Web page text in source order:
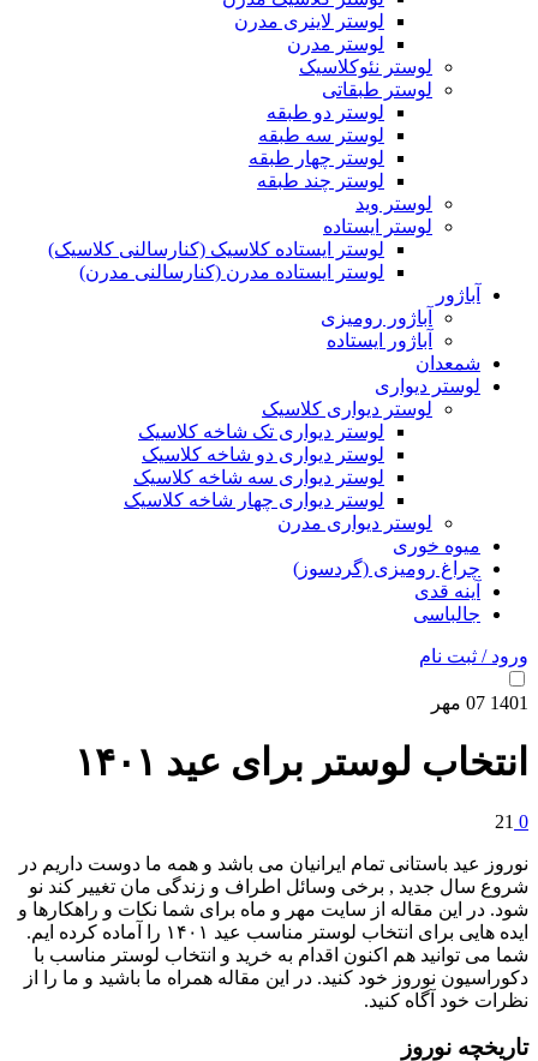
لوستر لاینری مدرن
لوستر مدرن
لوستر نئوکلاسیک
لوستر طبقاتی
لوستر دو طبقه
لوستر سه طبقه
لوستر چهار طبقه
لوستر چند طبقه
لوستر وید
لوستر ایستاده
لوستر ایستاده کلاسیک (کنارسالنی کلاسیک)
لوستر ایستاده مدرن (کنارسالنی مدرن)
آباژور
آباژور رومیزی
آباژور ایستاده
شمعدان
لوستر دیواری
لوستر دیواری کلاسیک
لوستر دیواری تک شاخه کلاسیک
لوستر دیواری دو شاخه کلاسیک
لوستر دیواری سه شاخه کلاسیک
لوستر دیواری چهار شاخه کلاسیک
لوستر دیواری مدرن
میوه خوری
چراغ رومیزی (گردسوز)
آینه قدی
جالباسی
ورود / ثبت نام
1401
07 مهر
انتخاب لوستر برای عید ۱۴۰۱
0
21
نوروز عید باستانی تمام ایرانیان می باشد و همه ما دوست داریم در
شروع سال جدید , برخی وسائل اطراف و زندگی مان تغییر کند نو
شود. در این مقاله از سایت مهر و ماه برای شما نکات و راهکارها و
ایده هایی برای انتخاب لوستر مناسب عید ۱۴۰۱ را آماده کرده ایم.
شما می توانید هم اکنون اقدام به خرید و انتخاب لوستر مناسب با
دکوراسیون نوروز خود کنید. در این مقاله همراه ما باشید و ما را از
نظرات خود آگاه کنید.
تاریخچه نوروز